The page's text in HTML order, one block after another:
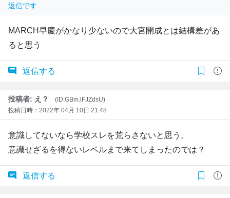
返信です
MARCH早慶がかなり少ないので大宮開成とは結構差があ
ると思う
返信する
投稿者: え？
(ID:GBm.lFJZdsU)
投稿日時：2022年 04月 10日 21:48
意識してないなら学校スレを荒らさないと思う。
意識せざるを得ないレベルまで来てしまったのでは？
返信する